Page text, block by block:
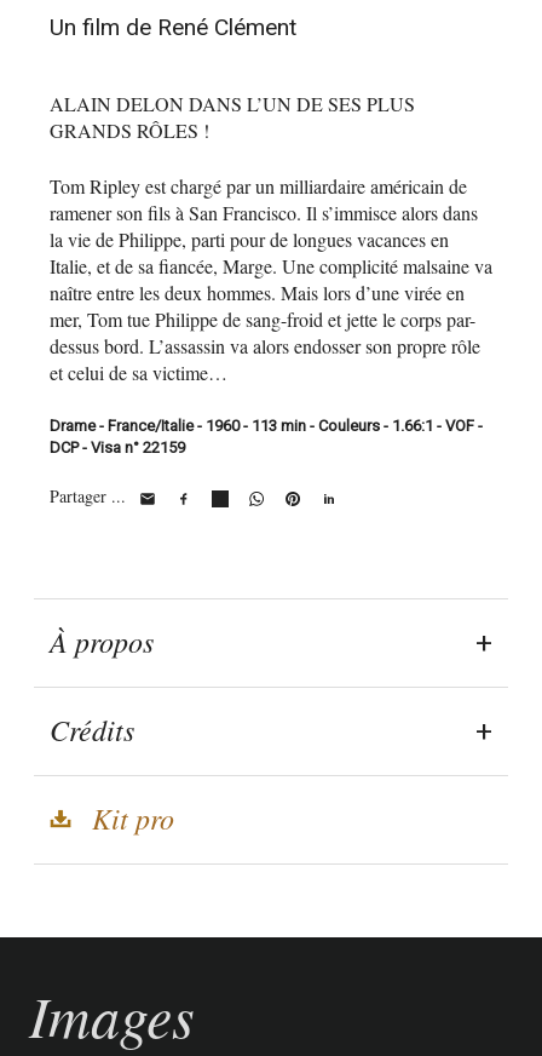
Un film de René Clément
ALAIN DELON DANS L’UN DE SES PLUS
GRANDS RÔLES !
Tom Ripley est chargé par un milliardaire américain de
ramener son fils à San Francisco. Il s’immisce alors dans
la vie de Philippe, parti pour de longues vacances en
Italie, et de sa fiancée, Marge. Une complicité malsaine va
naître entre les deux hommes. Mais lors d’une virée en
mer, Tom tue Philippe de sang-froid et jette le corps par-
dessus bord. L’assassin va alors endosser son propre rôle
et celui de sa victime…
Drame - France/Italie - 1960 - 113 min - Couleurs - 1.66:1 - VOF -
DCP - Visa n° 22159
Partager ...
À propos
Crédits
Kit pro
Images